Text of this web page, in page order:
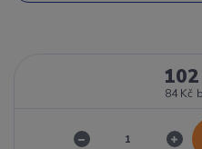
84 Kč